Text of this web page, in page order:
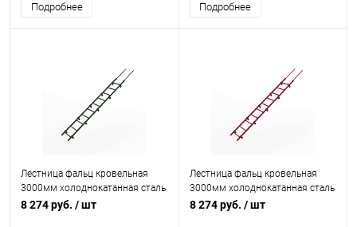
Подробнее Подробнее
Лестница фальц кровельная
3000мм холоднокатанная сталь
с порошковым покрытием RAL
8 274 руб. / шт
Лестница фальц кровельная
3000мм холоднокатанная сталь
с порошковым покрытием RAL
8 274 руб. / шт